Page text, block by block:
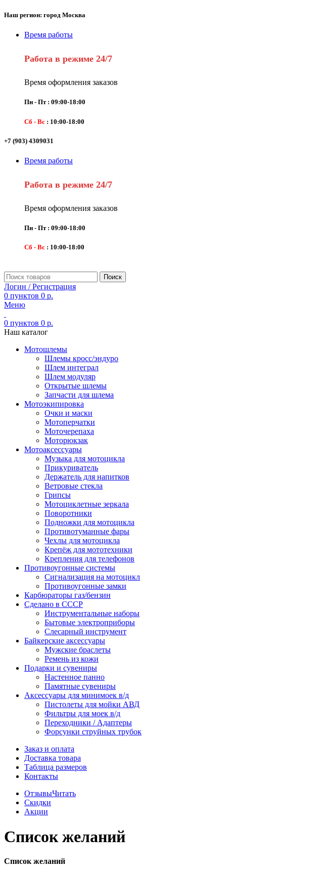
Наш регион: город Москва
Время работы
Работа в режиме 24/7
Время оформления заказов
Пн - Пт : 09:00-18:00
Сб - Вс : 10:00-18:00
+7 (903) 4309031
Время работы
Работа в режиме 24/7
Время оформления заказов
Пн - Пт : 09:00-18:00
Сб - Вс : 10:00-18:00
Поиск
Логин / Регистрация
0 пунктов 0 р.
Меню
0 пунктов 0 р.
Наш каталог
Мотошлемы
Шлемы кросс/эндуро
Шлем интеграл
Шлем модуляр
Открытые шлемы
Запчасти для шлема
Мотоэкипировка
Очки и маски
Мотоперчатки
Моточерепаха
Моторюкзак
Мотоаксессуары
Музыка для мотоцикла
Прикуриватель
Держатель для напитков
Ветровые стекла
Грипсы
Мотоциклетные зеркала
Поворотники
Подножки для мотоцикла
Противотуманные фары
Чехлы для мотоцикла
Крепёж для мототехники
Крепления для телефонов
Противоугонные системы
Сигнализация на мотоцикл
Противоугонные замки
Карбюраторы газ/бензин
Сделано в СССР
Инструментальные наборы
Бытовые электроприборы
Слесарный инструмент
Байкерские аксессуары
Мужские браслеты
Ремень из кожи
Подарки и сувениры
Настенное панно
Памятные сувениры
Аксессуары для минимоек в/д
Пистолеты для мойки АВД
Фильтры для моек в/д
Переходники / Адаптеры
Форсунки струйных трубок
Заказ и оплата
Доставка товара
Таблица размеров
Контакты
ОтзывыЧитать
Скидки
Акции
Список желаний
Список желаний